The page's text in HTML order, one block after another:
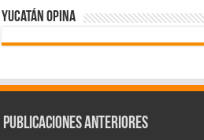
Yucatán Opina
Publicaciones Anteriores